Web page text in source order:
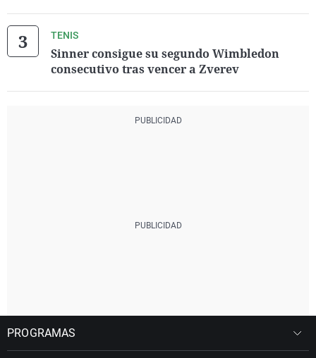
TENIS
Sinner consigue su segundo Wimbledon
consecutivo tras vencer a Zverev
PROGRAMAS